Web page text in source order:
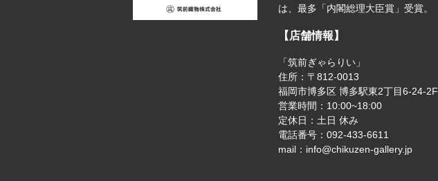
は、最多「内閣総理大臣賞」受賞。
【店舗情報】
「筑前ぎゃらりい」
住所：〒812-0013
福岡市博多区 博多駅東2丁目6-24-2F
営業時間：10:00~18:00
定休日：土日 休み
電話番号：092-433-6611
mail：info@chikuzen-gallery.jp